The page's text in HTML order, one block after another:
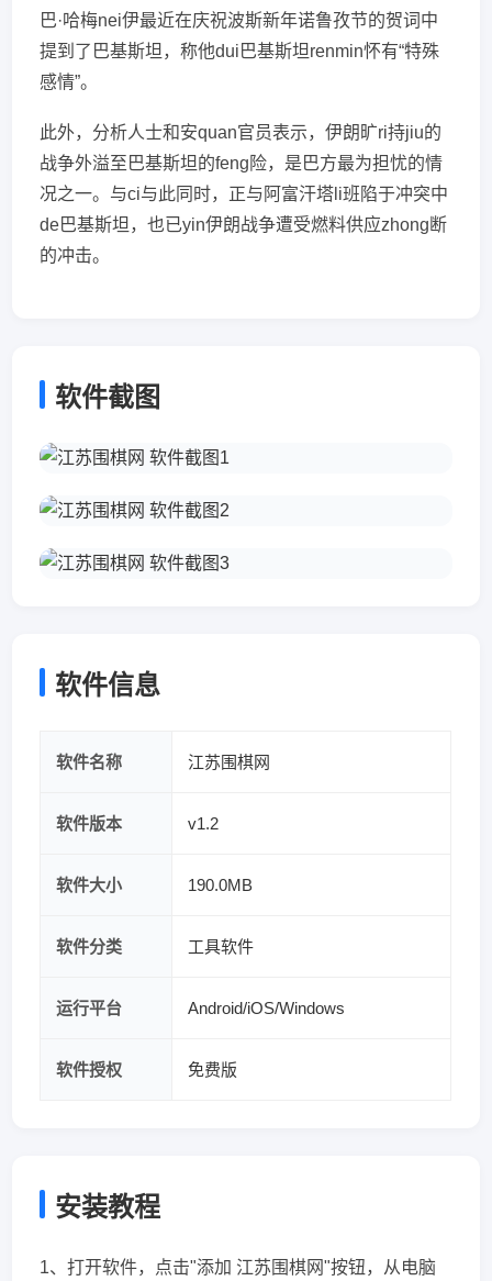
巴·哈梅nei伊最近在庆祝波斯新年诺鲁孜节的贺词中
提到了巴基斯坦，称他dui巴基斯坦renmin怀有“特殊
感情”。
此外，分析人士和安quan官员表示，伊朗旷ri持jiu的
战争外溢至巴基斯坦的feng险，是巴方最为担忧的情
况之一。与ci与此同时，正与阿富汗塔li班陷于冲突中
de巴基斯坦，也已yin伊朗战争遭受燃料供应zhong断
的冲击。
软件截图
软件信息
软件名称 江苏围棋网
软件版本 v1.2
软件大小 190.0MB
软件分类 工具软件
运行平台 Android/iOS/Windows
软件授权 免费版
安装教程
1、打开软件，点击"添加 江苏围棋网"按钮，从电脑